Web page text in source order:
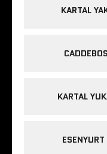
KARTAL
KARTAL